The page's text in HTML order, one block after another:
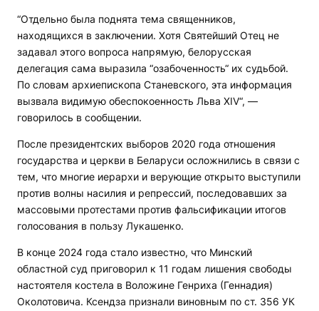
“Отдельно была поднята тема священников,
находящихся в заключении. Хотя Святейший Отец не
задавал этого вопроса напрямую, белорусская
делегация сама выразила “озабоченность“ их судьбой.
По словам архиепископа Станевского, эта информация
вызвала видимую обеспокоенность Льва XIV“, —
говорилось в сообщении.
После президентских выборов 2020 года отношения
государства и церкви в Беларуси осложнились в связи с
тем, что многие иерархи и верующие открыто выступили
против волны насилия и репрессий, последовавших за
массовыми протестами против фальсификации итогов
голосования в пользу Лукашенко.
В конце 2024 года стало известно, что Минский
областной суд приговорил к 11 годам лишения свободы
настоятеля костела в Воложине Генриха (Геннадия)
Околотовича. Ксендза признали виновным по ст. 356 УК